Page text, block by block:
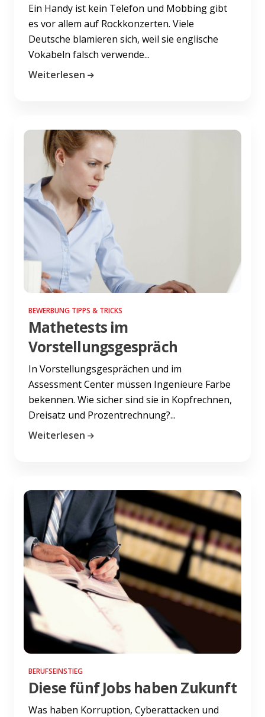
Ein Handy ist kein Telefon und Mobbing gibt
es vor allem auf Rockkonzerten. Viele
Deutsche blamieren sich, weil sie englische
Vokabeln falsch verwende...
Weiterlesen
BEWERBUNG TIPPS & TRICKS
Mathetests im
Vorstellungsgespräch
In Vorstellungsgesprächen und im
Assessment Center müssen Ingenieure Farbe
bekennen. Wie sicher sind sie in Kopfrechnen,
Dreisatz und Prozentrechnung?...
Weiterlesen
BERUFSEINSTIEG
Diese fünf Jobs haben Zukunft
Was haben Korruption, Cyberattacken und